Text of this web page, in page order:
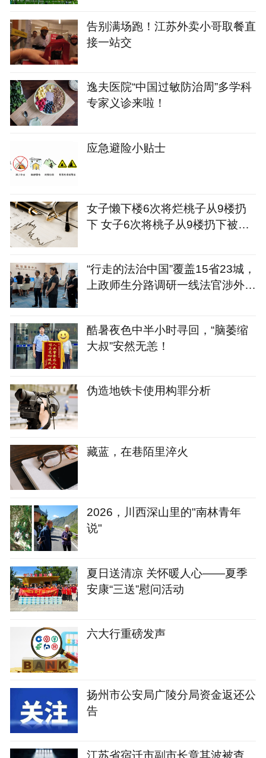
告别满场跑！江苏外卖小哥取餐直
接一站交
逸夫医院“中国过敏防治周”多学科
专家义诊来啦！
应急避险小贴士
女子懒下楼6次将烂桃子从9楼扔
下 女子6次将桃子从9楼扔下被刑
“行走的法治中国”覆盖15省23城，
上政师生分路调研一线法官涉外司
酷暑夜色中半小时寻回，“脑萎缩
大叔”安然无恙！
伪造地铁卡使用构罪分析
藏蓝，在巷陌里淬火
2026，川西深山里的"南林青年
说"
夏日送清凉 关怀暖人心——夏季
安康“三送”慰问活动
六大行重磅发声
扬州市公安局广陵分局资金返还公
告
江苏省宿迁市副市长章其波被查